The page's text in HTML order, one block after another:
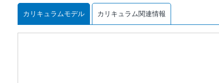
カリキュラムモデル カリキュラム関連情報